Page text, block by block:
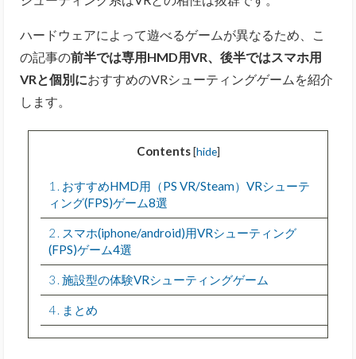
ハードウェアによって遊べるゲームが異なるため、こ
の記事の前半では専用HMD用VR、後半ではスマホ用
VRと個別におすすめのVRシューティングゲームを紹介
します。
Contents [hide]
1
おすすめHMD用（PS VR/Steam）VRシューテ
ィング(FPS)ゲーム8選
2
スマホ(iphone/android)用VRシューティング
(FPS)ゲーム4選
3 施設型の体験VRシューティングゲーム
4 まとめ